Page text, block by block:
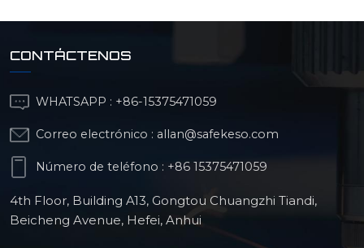
CONTÁCTENOS
WHATSAPP : +86-15375471059
Correo electrónico : allan@safekeso.com
Número de teléfono : +86 15375471059
4th Floor, Building A13, Gongtou Chuangzhi Tiandi,
Beicheng Avenue, Hefei, Anhui